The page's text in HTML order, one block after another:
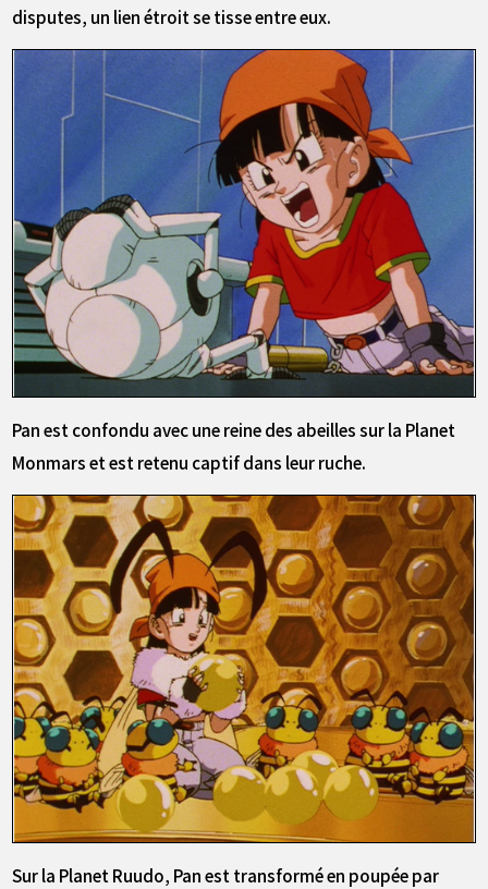
disputes, un lien étroit se tisse entre eux.
Pan est confondu avec une reine des abeilles sur la Planet
Monmars et est retenu captif dans leur ruche.
Sur la Planet Ruudo, Pan est transformé en poupée par